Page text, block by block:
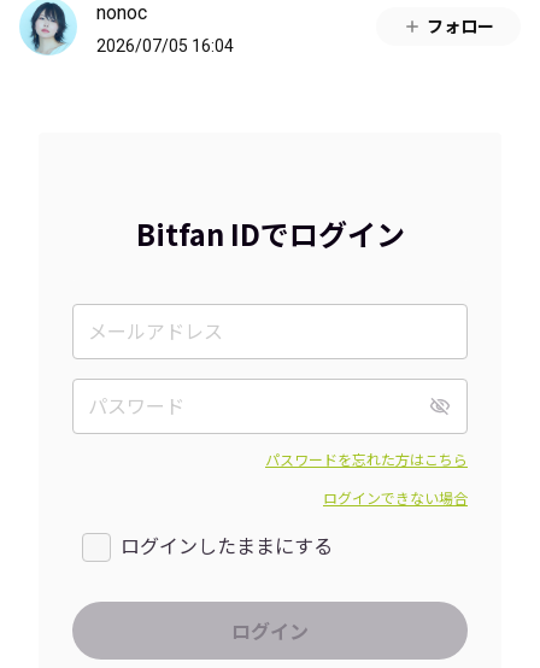
nonoc
2026/07/05 16:04
フォロー
Bitfan IDでログイン
パスワードを忘れた方はこちら
ログインできない場合
ログインしたままにする